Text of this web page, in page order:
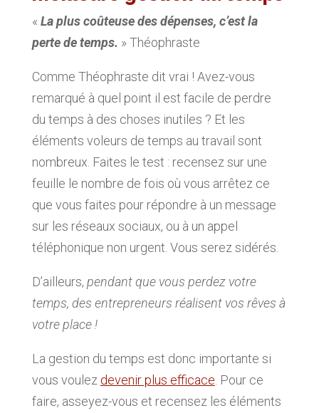
« La plus coûteuse des dépenses, c’est la
perte de temps. » Théophraste
Comme Théophraste dit vrai ! Avez-vous
remarqué à quel point il est facile de perdre
du temps à des choses inutiles ? Et les
éléments voleurs de temps au travail sont
nombreux. Faites le test : recensez sur une
feuille le nombre de fois où vous arrêtez ce
que vous faites pour répondre à un message
sur les réseaux sociaux, ou à un appel
téléphonique non urgent. Vous serez sidérés.
D’ailleurs, pendant que vous perdez votre
temps, des entrepreneurs réalisent vos rêves à
votre place !
La gestion du temps est donc importante si
vous voulez devenir plus efficace. Pour ce
faire, asseyez-vous et recensez les éléments